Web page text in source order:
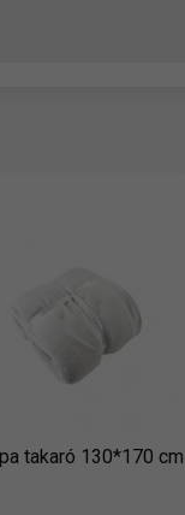
takaró 130*170 cm